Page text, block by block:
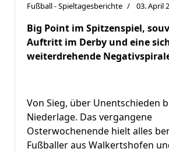
Fußball - Spieltagesberichte 03. April
Big Point im Spitzenspiel,
Auftritt im Derby und eine
weiterdrehende
Von Sieg, über Unentschieden
Niederlage. Das vergangene
Osterwochenende hielt alles
Fußballer aus Walkertshofen